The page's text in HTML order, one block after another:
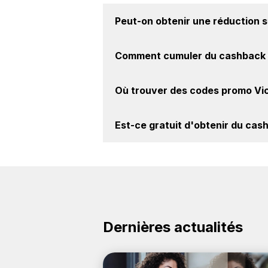
Peut-on obtenir une réduction
la marque Victorinox sur nos sites
Comment cumuler du
le cashback, réalisez votre
Où trouver des codes promo
découvrez si des codes promo
Est-ce gratuit d'obtenir du
Dernières actualités